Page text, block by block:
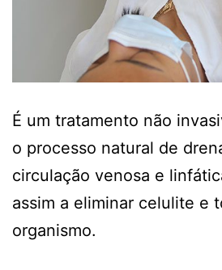
É um tratamento não
o processo natural de
circulação venosa e
assim a eliminar celulite e
organismo.